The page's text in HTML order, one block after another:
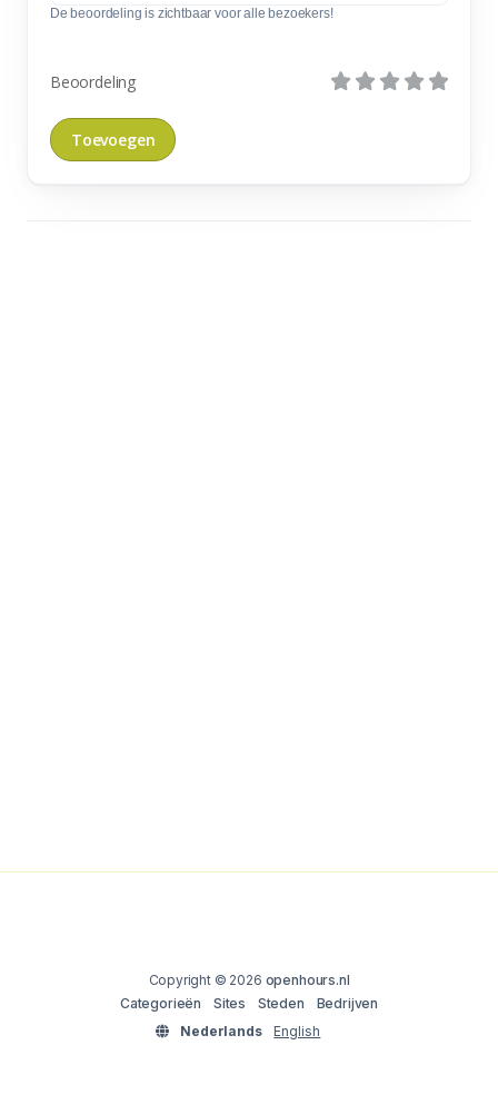
De beoordeling is zichtbaar voor alle bezoekers!
Beoordeling
Copyright © 2026 openhours.nl
Categorieën
Sites Steden
Bedrijven
Nederlands
English